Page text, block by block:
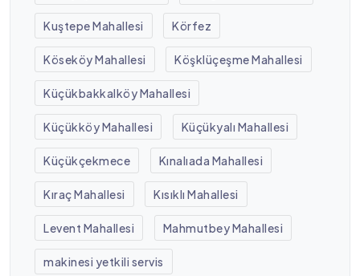
Kuştepe Mahallesi Körfez
Köseköy Mahallesi Köşklüçeşme Mahallesi
Küçükbakkalköy Mahallesi
Küçükköy Mahallesi Küçükyalı Mahallesi
Küçükçekmece Kınalıada Mahallesi
Kıraç Mahallesi Kısıklı Mahallesi
Levent Mahallesi Mahmutbey Mahallesi
makinesi yetkili servis